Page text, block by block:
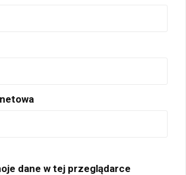
dane w tej przeglądarce